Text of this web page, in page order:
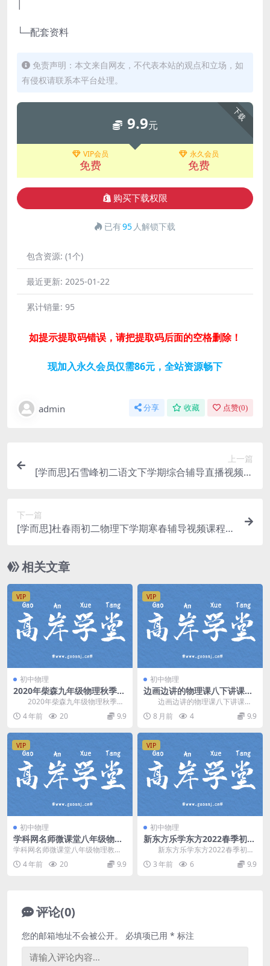
└─配套资料
免责声明：本文来自网友，不代表本站的观点和立场，如
有侵权请联系本平台处理。
下载
9.9元
VIP会员
免费
永久会员
免费
购买下载权限
已有95 人解锁下载
包含资源: (1个)
最近更新: 2025-01-22
累计销量: 95
如提示提取码错误，请把提取码后面的空格删除！
现加入永久会员仅需86元，全站资源畅下
admin 分享 收藏 点赞(0)
上一篇
[学而思]石雪峰初二语文下学期综合辅导直播视频课
下一篇
[学而思]杜春雨初二物理下学期寒春辅导视频课程
相关文章
VIP
初中物理
2020年柴森九年级物理秋季班
（初三）（完结）百度网盘分
2020年柴森九年级物理秋季
班，完结版百度网盘初中物理课程1
0.0G高清视频...
4 年前 20 9.9
VIP
初中物理
边画边讲的物理课八下讲课视
频(初二物理) 百度网盘分享
边画边讲的物理课八下讲课视
频(初二物理)，专为7-9年级小读者
设计的初中物理...
8 月前 4 9.9
VIP
初中物理
学科网名师微课堂八年级物理
教学视频（初二）百度网盘分
享
学科网名师微课堂八年级物理教学
视频，百度网盘初中物理课程1.83
G高清视频。资源...
4 年前 20 9.9
VIP
初中物理
新东方乐学东方2022春季初中
物理专项班（力学专题）（完
结）百度网盘分享
新东方乐学东方2022春季初中
物理专项班力学专题，完结版百度
网盘分享初中物理...
3 年前 6 9.9
评论(0)
您的邮箱地址不会被公开。 必填项已用 * 标注